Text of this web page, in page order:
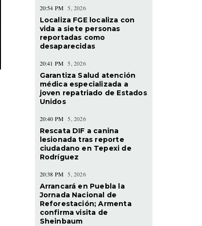
20:54 PM 5, 2026
Localiza FGE localiza con
vida a siete personas
reportadas como
desaparecidas
20:41 PM 5, 2026
Garantiza Salud atención
médica especializada a
joven repatriado de Estados
Unidos
20:40 PM 5, 2026
Rescata DIF a canina
lesionada tras reporte
ciudadano en Tepexi de
Rodríguez
20:38 PM 5, 2026
Arrancará en Puebla la
Jornada Nacional de
Reforestación; Armenta
confirma visita de
Sheinbaum